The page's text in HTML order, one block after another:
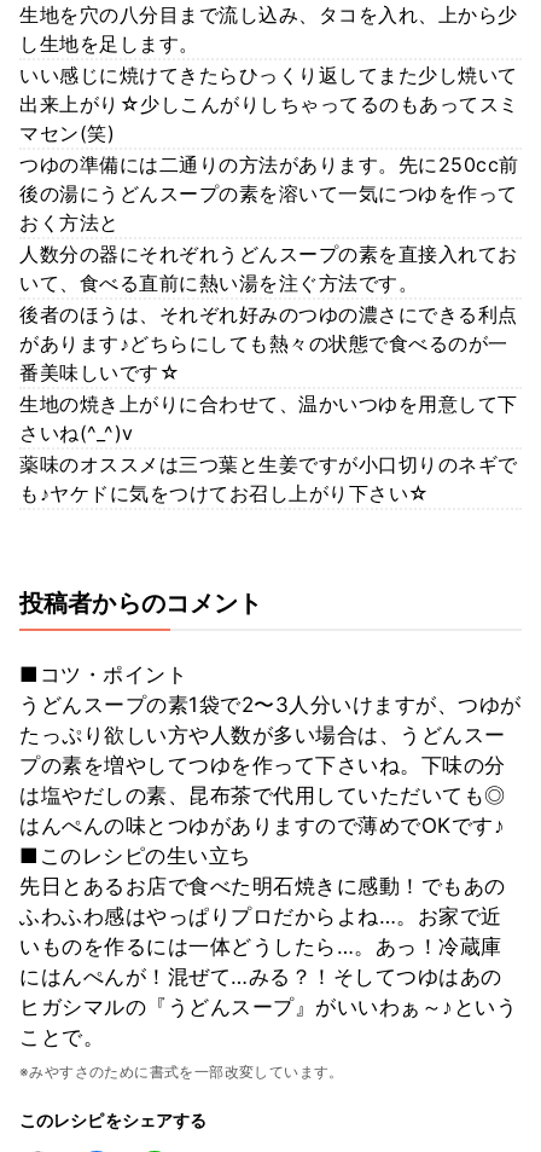
生地を穴の八分目まで流し込み、タコを入れ、上から少
し生地を足します。
いい感じに焼けてきたらひっくり返してまた少し焼いて
出来上がり☆少しこんがりしちゃってるのもあってスミ
マセン(笑)
つゆの準備には二通りの方法があります。先に250cc前
後の湯にうどんスープの素を溶いて一気につゆを作って
おく方法と
人数分の器にそれぞれうどんスープの素を直接入れてお
いて、食べる直前に熱い湯を注ぐ方法です。
後者のほうは、それぞれ好みのつゆの濃さにできる利点
があります♪どちらにしても熱々の状態で食べるのが一
番美味しいです☆
生地の焼き上がりに合わせて、温かいつゆを用意して下
さいね(^_^)v
薬味のオススメは三つ葉と生姜ですが小口切りのネギで
も♪ヤケドに気をつけてお召し上がり下さい☆
投稿者からのコメント
■コツ・ポイント
うどんスープの素1袋で2〜3人分いけますが、つゆが
たっぷり欲しい方や人数が多い場合は、うどんスー
プの素を増やしてつゆを作って下さいね。下味の分
は塩やだしの素、昆布茶で代用していただいても◎
はんぺんの味とつゆがありますので薄めでOKです♪
■このレシピの生い立ち
先日とあるお店で食べた明石焼きに感動！でもあの
ふわふわ感はやっぱりプロだからよね…。お家で近
いものを作るには一体どうしたら…。あっ！冷蔵庫
にはんぺんが！混ぜて…みる？！そしてつゆはあの
ヒガシマルの『うどんスープ』がいいわぁ～♪という
ことで。
※みやすさのために書式を一部改変しています。
このレシピをシェアする